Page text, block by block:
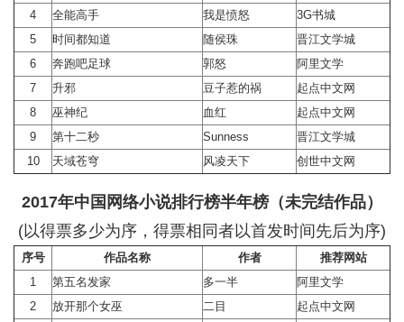
4
全能高手 我是愤怒
3G书城
5
时间都知道 随侯珠
晋江文学城
6
奔跑吧足球 郭怒
阿里文学
7
升邪 豆子惹的祸
起点中文网
8
巫神纪 血红
起点中文网
9
第十二秒 Sunness
晋江文学城
10
天域苍穹 风凌天下 创世中文网
2017年中国网络小说排行榜半年榜（未完结作品）
(以得票多少为序，得票相同者以首发时间先后为序)
序号 作品名称 作者
推荐网站
1
第五名发家 多一半
阿里文学
2
放开那个女巫 二目
起点中文网